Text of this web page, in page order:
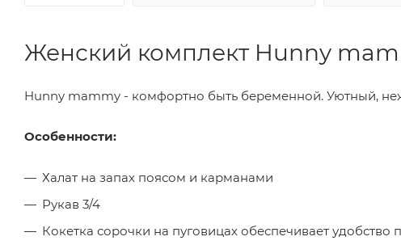
Женский комплект Hunny
Hunny mammy - комфортно быть беременной. Уютный,
Особенности:
Халат на запах поясом и карманами
Рукав 3/4
Кокетка сорочки на пуговицах обеспечивает удобство